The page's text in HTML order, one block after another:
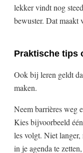
lekker vindt nog
bewuster. Dat maakt
Praktische tips
Ook bij leren geldt
maken.
Neem barrières weg
Kies bijvoorbeeld
les volgt. Niet
in je agenda te